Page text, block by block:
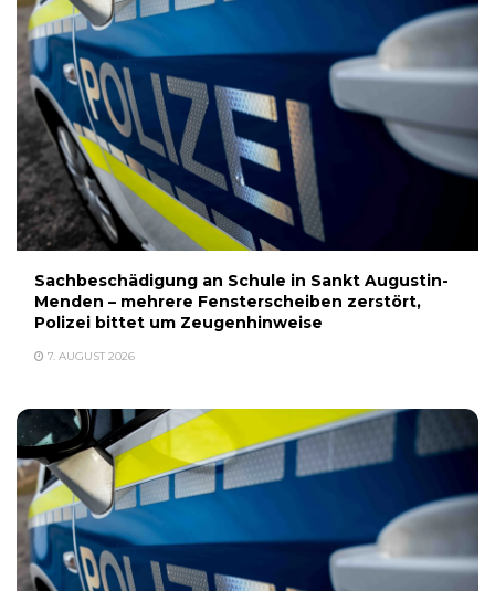
Sachbeschädigung an Schule in Sankt Augustin-
Menden – mehrere Fensterscheiben zerstört,
Polizei bittet um Zeugenhinweise
7. AUGUST 2026